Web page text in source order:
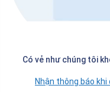
Có vẻ như chúng tôi
Nhận thông báo